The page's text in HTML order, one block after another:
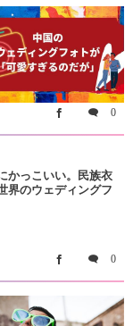
0
かっこいい。民族衣
界のウェディングフ
0